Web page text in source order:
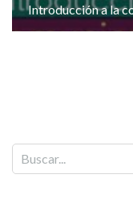
Introducción a la